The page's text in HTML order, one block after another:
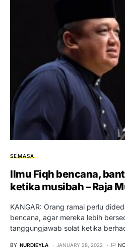
SEMASA
Ilmu Fiqh bencana,
ketika musibah – Raja
KANGAR: Orang ramai perlu
bencana, agar mereka lebih
tanggungjawab solat ketika
BY NURDIEYLA JANUARY 28, 2022